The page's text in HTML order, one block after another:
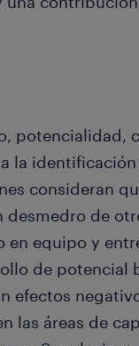
potencialidad,
la
consideran
desmedro de
en equipo y
de potencial
efectos
las áreas de